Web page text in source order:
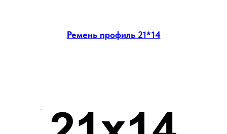
Ремень профиль 21*14